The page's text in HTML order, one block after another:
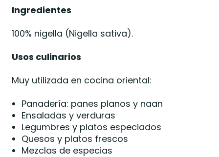
Ingredientes
100% nigella (Nigella sativa).
Usos culinarios
Muy utilizada en cocina oriental:
Panadería: panes planos y naan
Ensaladas y verduras
Legumbres y platos especiados
Quesos y platos frescos
Mezclas de especias